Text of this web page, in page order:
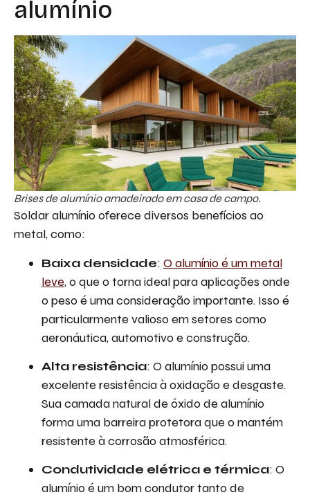
alumínio
Brises de alumínio amadeirado em casa de campo.
Soldar alumínio oferece diversos benefícios ao
metal, como:
Baixa densidade: O alumínio é um metal
leve, o que o torna ideal para aplicações onde
o peso é uma consideração importante. Isso é
particularmente valioso em setores como
aeronáutica, automotivo e construção.
Alta resistência: O alumínio possui uma
excelente resistência à oxidação e desgaste.
Sua camada natural de óxido de alumínio
forma uma barreira protetora que o mantém
resistente à corrosão atmosférica.
Condutividade elétrica e térmica: O
alumínio é um bom condutor tanto de